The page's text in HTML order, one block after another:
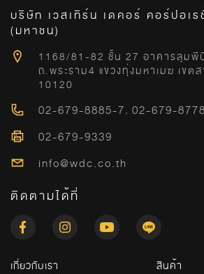
บริษัท เวสเทิร์น เดคอร์ คอร์ปอเร
(มหาชน)
1168/81-82 ชั้น 27 อาคารลุมพี
ถ.พระราม4 แขวงทุ่งมหาเมฆ เขต
10120
02-679-8885-7, 02-679-8778
02-679-9339
info@wdc.co.th
ติดตามได้ที่
เกี่ยวกับเรา
สินค้า